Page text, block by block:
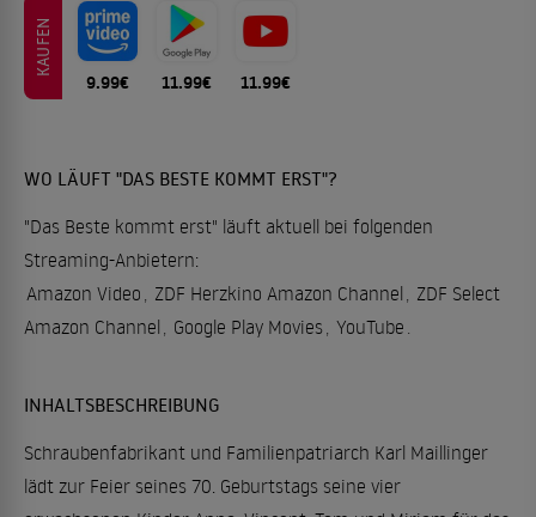
KAUFEN
9.99€ 11.99€ 11.99€
WO LÄUFT "DAS BESTE KOMMT ERST"?
"Das Beste kommt erst" läuft aktuell bei folgenden
Streaming-Anbietern:
Amazon Video
ZDF Herzkino Amazon Channel
ZDF Select
Amazon Channel
Google Play Movies YouTube
INHALTSBESCHREIBUNG
Schraubenfabrikant und Familienpatriarch Karl Maillinger
lädt zur Feier seines 70. Geburtstags seine vier